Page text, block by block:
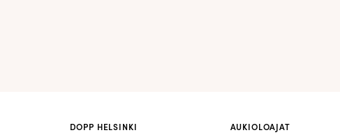
DOPP HELSINKI AUKIOLOAJAT